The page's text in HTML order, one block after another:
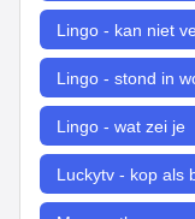
Lingo - kan niet
Lingo - stond in
Lingo - wat zei je
Luckytv - kop als